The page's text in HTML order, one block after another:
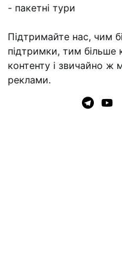
- пакетні тури
Підтримайте нас, чим
підтримки, тим більше
контенту і звичайно ж
реклами.